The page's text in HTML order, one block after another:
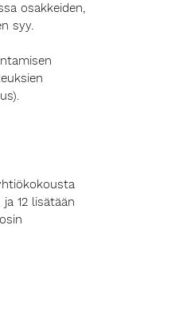
osakkeiden,
syy.
12 lisätään